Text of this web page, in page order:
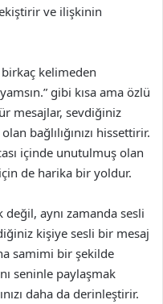
ve ilişkinin
kelimeden
gibi kısa ama özlü
mesajlar, sevdiğiniz
bağlılığınızı hissettirir.
içinde unutulmuş olan
de harika bir yoldur.
değil, aynı zamanda sesli
kişiye sesli bir mesaj
samimi bir şekilde
seninle paylaşmak
daha da derinleştirir.